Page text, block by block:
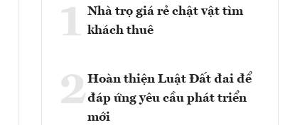
1 Nhà trọ giá rẻ chật vật tìm
khách thuê
2Hoàn thiện Luật Đất đai để
đáp ứng yêu cầu phát triển
mới